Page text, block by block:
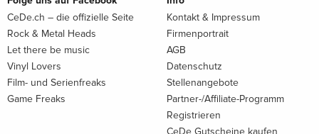
CeDe.ch – die offizielle Seite
Rock & Metal Heads
Let there be music
Vinyl Lovers
Film- und Serienfreaks
Game Freaks
Kontakt & Impressum
Firmenportrait
AGB
Datenschutz
Stellenangebote
Partner-/Affiliate-Programm
Registrieren
CeDe Gutscheine kaufen